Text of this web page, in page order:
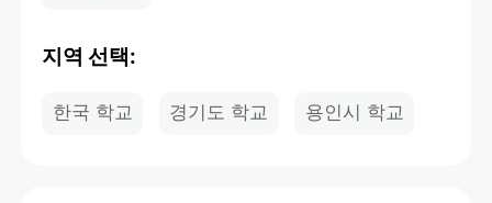
지역 선택:
한국 학교 경기도 학교 용인시 학교